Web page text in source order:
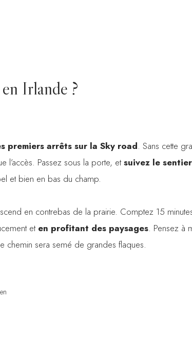
Irlande ?
premiers arrêts sur la Sky road. Sans cette
l’accès. Passez sous la porte, etsuivez le sentier
et bien en bas du champ.
en contrebas de la prairie. Comptez 15
et en profitant des paysages. Pensez à
chemin sera semé de grandes flaques.